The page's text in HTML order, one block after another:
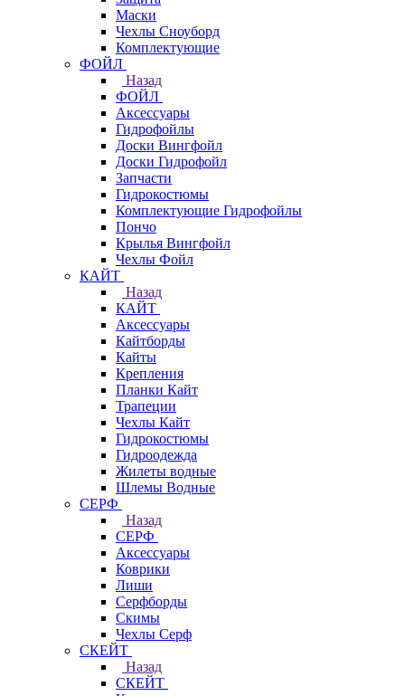
Маски
Чехлы Сноуборд
Комплектующие
ФОЙЛ
Назад
ФОЙЛ
Аксессуары
Гидрофойлы
Доски Вингфойл
Доски Гидрофойл
Запчасти
Гидрокостюмы
Комплектующие Гидрофойлы
Пончо
Крылья Вингфойл
Чехлы Фойл
КАЙТ
Назад
КАЙТ
Аксессуары
Кайтборды
Кайты
Крепления
Планки Кайт
Трапеции
Чехлы Кайт
Гидрокостюмы
Гидроодежда
Жилеты водные
Шлемы Водные
СЕРФ
Назад
СЕРФ
Аксессуары
Коврики
Лиши
Серфборды
Скимы
Чехлы Cерф
СКЕЙТ
Назад
СКЕЙТ